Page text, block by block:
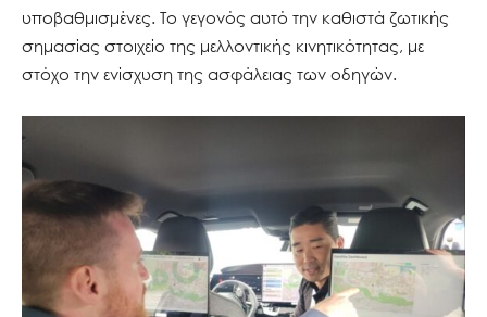
υποβαθμισμένες. Το γεγονός αυτό την καθιστά ζωτικής
σημασίας στοιχείο της μελλοντικής κινητικότητας, με
στόχο την ενίσχυση της ασφάλειας των οδηγών.